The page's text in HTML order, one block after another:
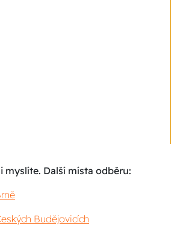
myslíte. Další místa odběru:
Budějovicích